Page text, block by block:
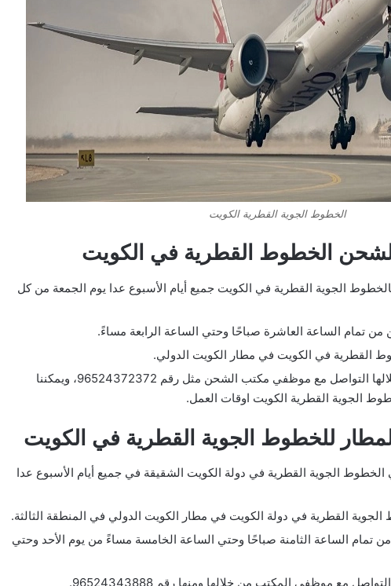
الخطوط الجوية القطرية الكويت
الخطوط القطرية في الكويت
الجوية القطرية في الكويت جميع أيام الأسبوع عدا يوم الجمعة من كل
تمام الساعة العاشرة صباحًا وحتي الساعة الرابعة مساءً.
القطرية في الكويت في مطار الكويت الدولي.
كما أرقام هاتفية يمكنك من خلالها التواصل مع موظفي مكتب الشحن مثل رقم 96524372372، ويمكننا
الجوية القطرية الكويت اوقات العمل.
للخطوط الجوية القطرية في الكويت
الجوية القطرية في دولة الكويت الشقيقة في جميع أيام الأسبوع عدا
القطرية في دولة الكويت في مطار الكويت الدولي في المنطقة الثالثة.
تمام الساعة الثامنة صباحًا وحتي الساعة الخامسة مساءً من يوم الأحد وحتي
مع موظفي المكتب من خلالها ومنها رقم 96524343888.